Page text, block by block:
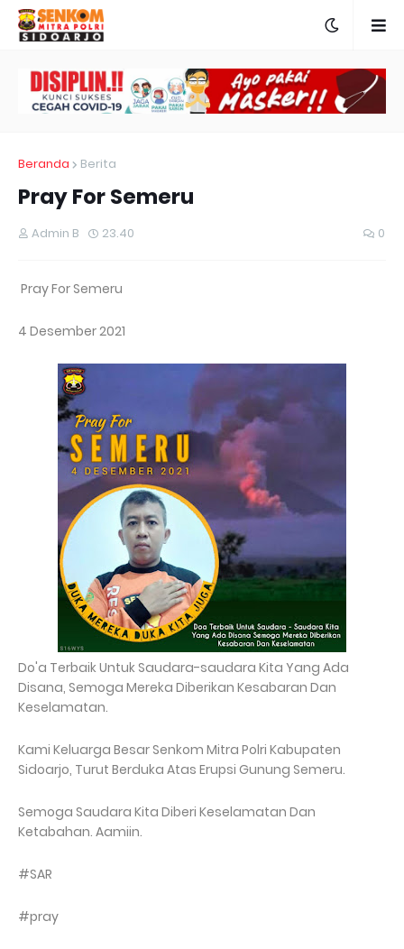
Beranda Berita
Pray For Semeru
Admin B 23.40 0
Pray For Semeru
4 Desember 2021
Do'a Terbaik Untuk Saudara-saudara Kita Yang Ada
Disana, Semoga Mereka Diberikan Kesabaran Dan
Keselamatan.
Kami Keluarga Besar Senkom Mitra Polri Kabupaten
Sidoarjo, Turut Berduka Atas Erupsi Gunung Semeru.
Semoga Saudara Kita Diberi Keselamatan Dan
Ketabahan. Aamiin.
#SAR
#pray